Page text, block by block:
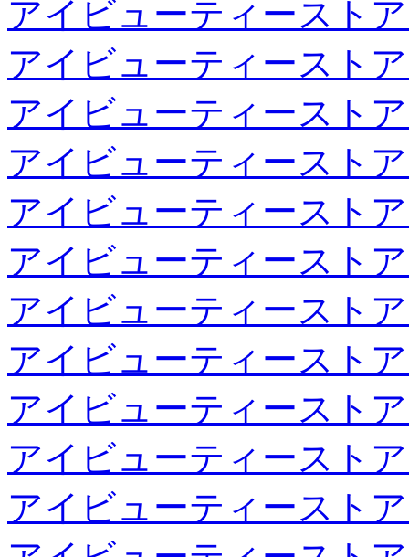
アイビューティースト
アイビューティースト
アイビューティースト
アイビューティースト
アイビューティースト
アイビューティースト
アイビューティースト
アイビューティースト
アイビューティースト
アイビューティースト
アイビューティースト